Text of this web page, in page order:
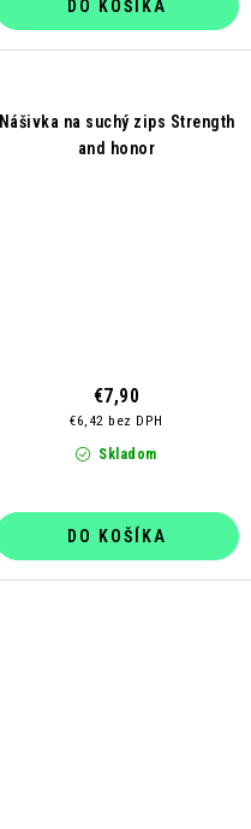
DO KOŠÍKA
Nášivka na suchý zips Strength
and honor
Skladom
€6,42 bez DPH
€7,90
DO KOŠÍKA